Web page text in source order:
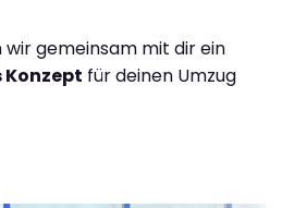
gemeinsam mit dir ein
für deinen Umzug